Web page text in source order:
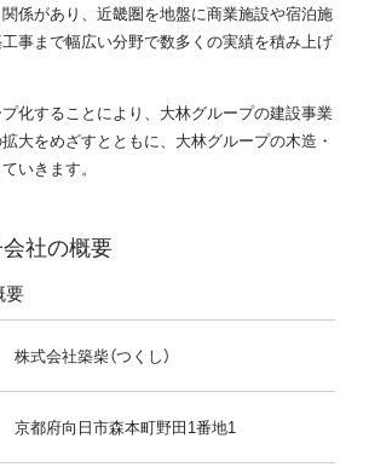
係があり、近畿圏を地盤に商業施設や宿泊施
事まで幅広い分野で数多くの実績を積み上げ
化することにより、大林グループの建設事業
大をめざすとともに、大林グループの木造・
いきます。
社の概要
要
株式会社築柴（つくし）
京都府向日市森本町野田1番地1